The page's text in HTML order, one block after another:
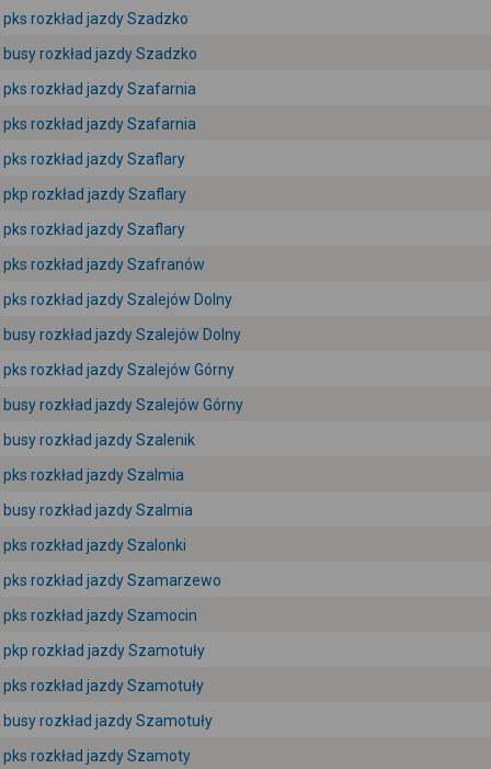
pks rozkład jazdy Szadzko
busy rozkład jazdy Szadzko
pks rozkład jazdy Szafarnia
pks rozkład jazdy Szafarnia
pks rozkład jazdy Szaflary
pkp rozkład jazdy Szaflary
pks rozkład jazdy Szaflary
pks rozkład jazdy Szafranów
pks rozkład jazdy Szalejów Dolny
busy rozkład jazdy Szalejów Dolny
pks rozkład jazdy Szalejów Górny
busy rozkład jazdy Szalejów Górny
busy rozkład jazdy Szalenik
pks rozkład jazdy Szalmia
busy rozkład jazdy Szalmia
pks rozkład jazdy Szalonki
pks rozkład jazdy Szamarzewo
pks rozkład jazdy Szamocin
pkp rozkład jazdy Szamotuły
pks rozkład jazdy Szamotuły
busy rozkład jazdy Szamotuły
pks rozkład jazdy Szamoty